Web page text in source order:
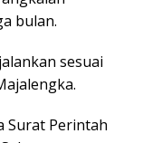
bulan.
sesuai
Surat Perintah